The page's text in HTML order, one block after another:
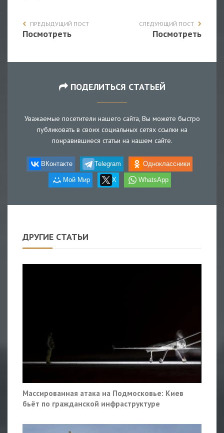
ПРЕДЫДУЩИЙ ПОСТ
Посмотреть
СЛЕДУЮЩИЙ ПОСТ
Посмотреть
ПОДЕЛИТЬСЯ СТАТЬЕЙ
Уважаемые посетители нашего сайта, Вы можете быстро
публиковать в своих социальных сетях ссылки на
понравившиеся статьи на нашем сайте.
ВКонтакте Telegram Одноклассники
Мой Мир X WhatsApp
ДРУГИЕ СТАТЬИ
Массированная атака на Подмосковье: Киев
бьёт по гражданской инфраструктуре